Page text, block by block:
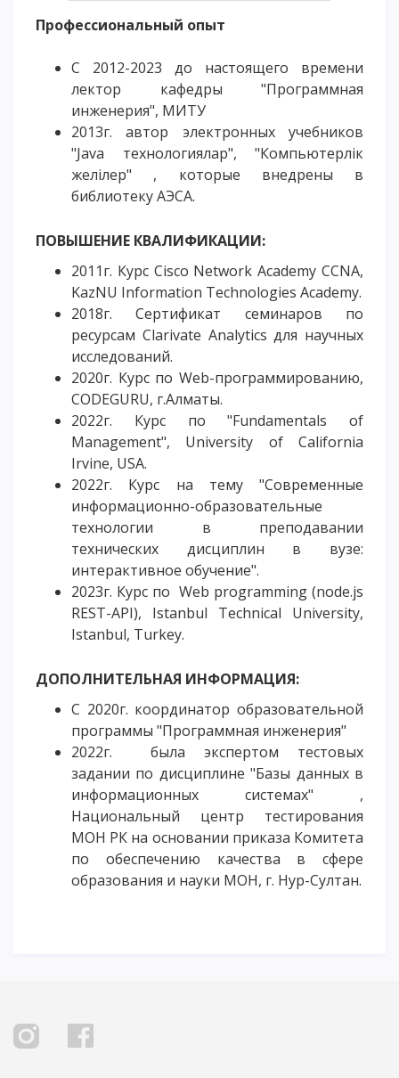
Профессиональный опыт
С 2012-2023 до настоящего времени
лектор кафедры "Программная
инженерия", МИТУ
2013г. автор электронных учебников
"Java технологиялар", "Компьютерлік
желілер" , которые внедрены в
библиотеку АЭСА.
ПОВЫШЕНИЕ КВАЛИФИКАЦИИ:
2011г. Курс Cisco Network Academy CCNA,
KazNU Information Technologies Academy.
2018г. Сертификат семинаров по
ресурсам Clarivate Analytics для научных
исследований.
2020г. Курс по Web-программированию,
CODEGURU, г.Алматы.
2022г. Курс по "Fundamentals of
Management", University of California
Irvine, USA.
2022г. Курс на тему "Современные
информационно-образовательные
технологии в преподавании
технических дисциплин в вузе:
интерактивное обучение".
2023г. Курс по Web programming (node.js
REST-API), Istanbul Technical University,
Istanbul, Turkey.
ДОПОЛНИТЕЛЬНАЯ ИНФОРМАЦИЯ:
С 2020г. координатор образовательной
программы "Программная инженерия"
2022г. была экспертом тестовых
задании по дисциплине "Базы данных в
информационных системах" ,
Национальный центр тестирования
МОН РК на основании приказа Комитета
по обеспечению качества в сфере
образования и науки МОН, г. Нур-Султан.